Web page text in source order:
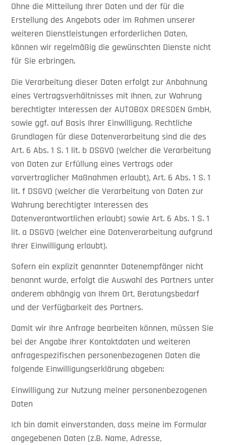
Ohne die Mitteilung Ihrer Daten und der für die
Erstellung des Angebots oder im Rahmen unserer
weiteren Dienstleistungen erforderlichen Daten,
können wir regelmäßig die gewünschten Dienste nicht
für Sie erbringen.
Die Verarbeitung dieser Daten erfolgt zur Anbahnung
eines Vertragsverhältnisses mit Ihnen, zur Wahrung
berechtigter Interessen der AUTOBOX DRESDEN GmbH,
sowie ggf. auf Basis Ihrer Einwilligung. Rechtliche
Grundlagen für diese Datenverarbeitung sind die des
Art. 6 Abs. 1 S. 1 lit. b DSGVO (welcher die Verarbeitung
von Daten zur Erfüllung eines Vertrags oder
vorvertraglicher Maßnahmen erlaubt), Art. 6 Abs. 1 S. 1
lit. f DSGVO (welcher die Verarbeitung von Daten zur
Wahrung berechtigter Interessen des
Datenverantwortlichen erlaubt) sowie Art. 6 Abs. 1 S. 1
lit. a DSGVO (welcher eine Datenverarbeitung aufgrund
Ihrer Einwilligung erlaubt).
Sofern ein explizit genannter Datenempfänger nicht
benannt wurde, erfolgt die Auswahl des Partners unter
anderem abhängig von Ihrem Ort, Beratungsbedarf
und der Verfügbarkeit des Partners.
Damit wir Ihre Anfrage bearbeiten können, müssen Sie
bei der Angabe Ihrer Kontaktdaten und weiteren
anfragespezifischen personenbezogenen Daten die
folgende Einwilligungserklärung abgeben:
Einwilligung zur Nutzung meiner personenbezogenen
Daten
Ich bin damit einverstanden, dass meine im Formular
angegebenen Daten (z.B. Name, Adresse,